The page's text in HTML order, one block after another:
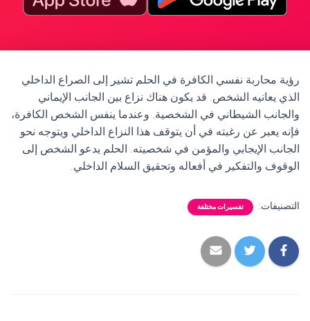
رؤية محاربة نفسي الكافرة في الحلم تشير إلى الصراع الداخلي
الذي يعانيه الشخص. قد يكون هناك نزاع بين الجانب الإيماني
والجانب الشيطاني في الشخصية. وعندما ينفس الشخص الكافرة،
فإنه يعبر عن رغبته في أن يتوقف هذا النزاع الداخلي ويتوجه نحو
الجانب الإيجابي والمؤمن في شخصيته. الحلم يدعو الشخص إلى
الوقوف والتفكير في أفعاله وتحقيق السلام الداخلي.
التصنيفات: تفسيرات مختلفة